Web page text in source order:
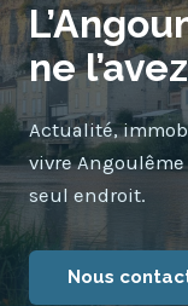
ne
Actualité,
vivre
seul endroit.
Nous